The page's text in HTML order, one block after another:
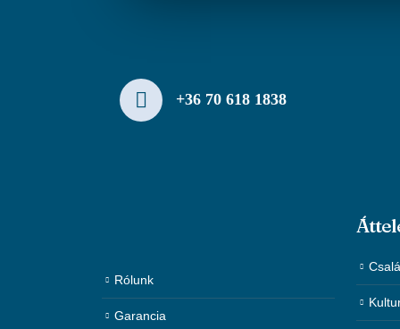
+36 70 618 1838
Rólunk
Garancia